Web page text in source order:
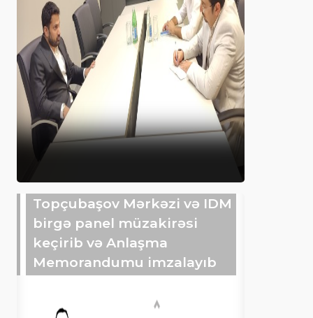
Topçubaşov Mərkəzi və IDM
birgə panel müzakirəsi
keçirib və Anlaşma
Memorandumu imzalayıb